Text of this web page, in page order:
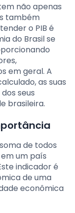
não apenas
também
o PIB é
do Brasil se
em geral. A
as suas
seus
brasileira.
de todos
um país
indicador é
de uma
econômica